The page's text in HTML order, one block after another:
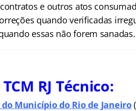
e outros atos
quando verificadas
essas não forem sanadas.
RJ Técnico:
do Município do Rio de Janeiro